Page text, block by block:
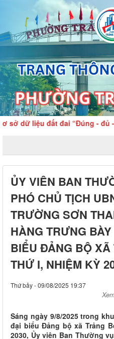
liệu đất đai “Đúng - đủ -
ỦY VIÊN BAN
PHÓ CHỦ TỊCH
TRƯỜNG SƠN
HÀNG TRƯNG
BIỂU ĐẢNG BỘ
THỨ I, NHIỆM KỲ
Thứ bảy - 09/08/2025 19:37
Sáng ngày 9/8/2025 trong
đại biểu Đảng bộ xã Trảng
2030, Ủy viên Ban Thường